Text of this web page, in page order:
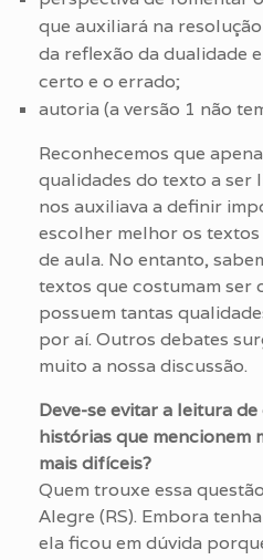
que auxiliará na
da reflexão da dualidade
certo e o errado;
autoria (a versão 1 não
Reconhecemos que
qualidades do texto a ser
nos auxiliava a definir
escolher melhor os textos
de aula. No entanto,
textos que costumam ser
possuem tantas
por aí. Outros debates
muito a nossa discussão.
Deve-se evitar a leitura
histórias que mencionem
mais difíceis?
Quem trouxe essa
Alegre (RS). Embora
ela ficou em dúvida